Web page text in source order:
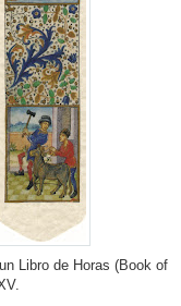
Libro de Horas (Book of